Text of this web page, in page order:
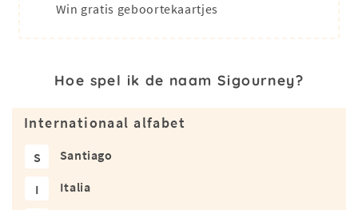
Win gratis geboortekaartjes
Hoe spel ik de naam Sigourney?
Internationaal alfabet
S Santiago
I Italia